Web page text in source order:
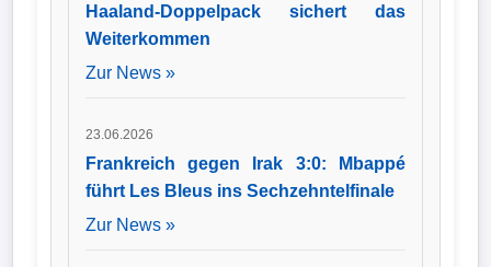
Haaland-Doppelpack sichert das
Weiterkommen
Zur News »
23.06.2026
Frankreich gegen Irak 3:0: Mbappé
führt Les Bleus ins Sechzehntelfinale
Zur News »